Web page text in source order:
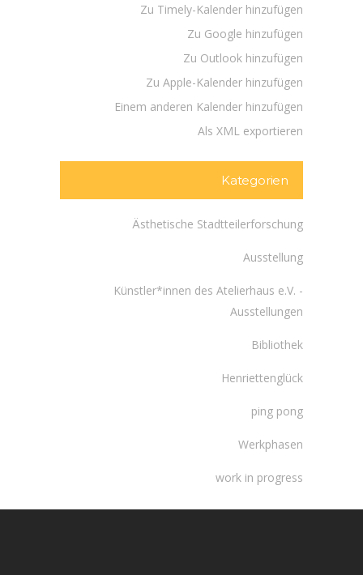
Zu Timely-Kalender hinzufügen
Zu Google hinzufügen
Zu Outlook hinzufügen
Zu Apple-Kalender hinzufügen
Einem anderen Kalender hinzufügen
Als XML exportieren
Kategorien
Ästhetische Stadtteilerforschung
Ausstellung
Künstler*innen des Atelierhaus e.V. -
Ausstellungen
Bibliothek
Henriettenglück
ping pong
Werkphasen
work in progress